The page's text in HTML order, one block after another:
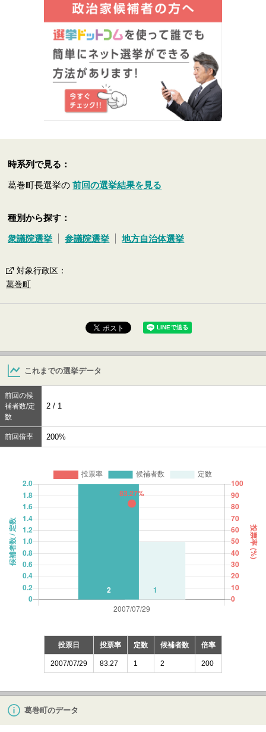
時系列で見る：
葛巻町長選挙の前回の選挙結果を見る
種別から探す：
衆議院選挙 参議院選挙 地方自治体選挙
対象行政区 ：
葛巻町
これまでの選挙データ
前回の候
補者数/定
数
2 / 1
前回倍率 200%
投票日 投票率 定数 候補者数 倍率
2007/07/29 83.27 1 2 200
葛巻町のデータ